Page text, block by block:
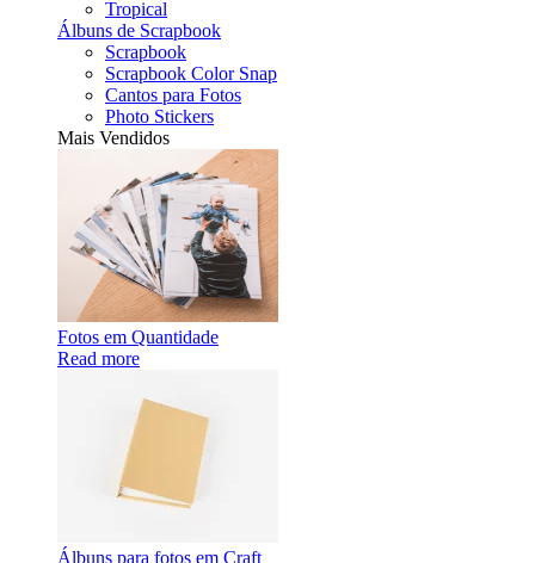
Tropical
Álbuns de Scrapbook
Scrapbook
Scrapbook Color Snap
Cantos para Fotos
Photo Stickers
Mais Vendidos
Fotos em Quantidade
Read more
Álbuns para fotos em Craft